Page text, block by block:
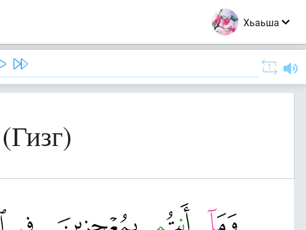
Хьаьша